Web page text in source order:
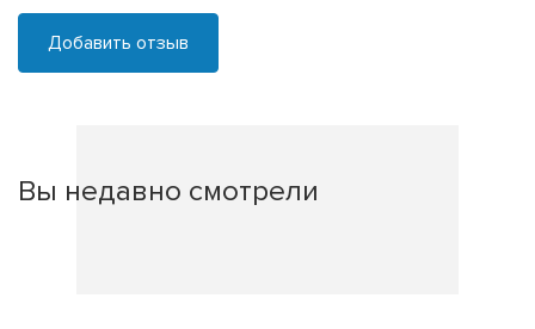
Добавить отзыв
Вы недавно смотрели